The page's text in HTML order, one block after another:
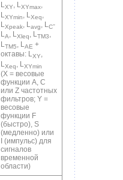
LXY, LXYmax,
L XYmin , L Xeq
LXpeak, Lavg, LC-
LA, LXleq, LTM3,
L TM5 , L AE +
октавы: LXY,
L Xeq , L XYmin
(X = весовые
функции A, C
или Z частотных
фильтров; Y =
весовые
функции F
(быстро), S
(медленно) или
I (импульс) для
сигналов
временной
области)